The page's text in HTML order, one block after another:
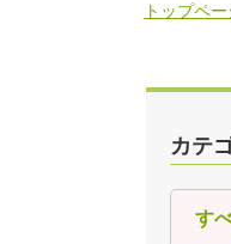
トップペー
カテ
す